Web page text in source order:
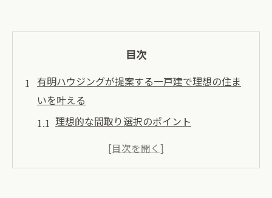
目次
有明ハウジングが提案する一戸建で理想の住ま
いを叶える
理想的な間取り選択のポイント
地域特性を生かした住環境の提案